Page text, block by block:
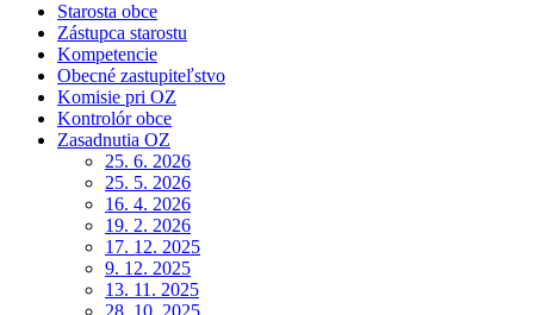
Starosta obce
Zástupca starostu
Kompetencie
Obecné zastupiteľstvo
Komisie pri OZ
Kontrolór obce
Zasadnutia OZ
25. 6. 2026
25. 5. 2026
16. 4. 2026
19. 2. 2026
17. 12. 2025
9. 12. 2025
13. 11. 2025